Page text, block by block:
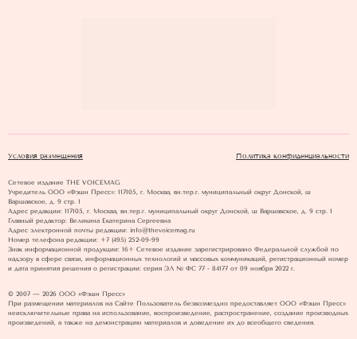
Условия размещения Политика конфиденциальности
Сетевое издание THE VOICEMAG
Учредитель ООО «Фэшн Пресс»: 117105, г. Москва, вн.тер.г. муниципальный округ Донской, ш
Варшавское, д. 9 стр. 1
Адрес редакции: 117105, г. Москва, вн.тер.г. муниципальный округ Донской, ш Варшавское, д. 9 стр. 1
Главный редактор: Великина Екатерина Сергеевна
Адрес электронной почты редакции: info@thevoicemag.ru
Номер телефона редакции: +7 (495) 252-09-99
Знак информационной продукции: 16+ Cетевое издание зарегистрировано Федеральной службой по
надзору в сфере связи, информационных технологий и массовых коммуникаций, регистрационный номер
и дата принятия решения о регистрации: серия ЭЛ № ФС 77 - 84177 от 09 ноября 2022 г.
© 2007 — 2026 ООО «Фэшн Пресс»
При размещении материалов на Сайте Пользователь безвозмездно предоставляет ООО «Фэшн Пресс»
неисключительные права на использование, воспроизведение, распространение, создание производных
произведений, а также на демонстрацию материалов и доведение их до всеобщего сведения.